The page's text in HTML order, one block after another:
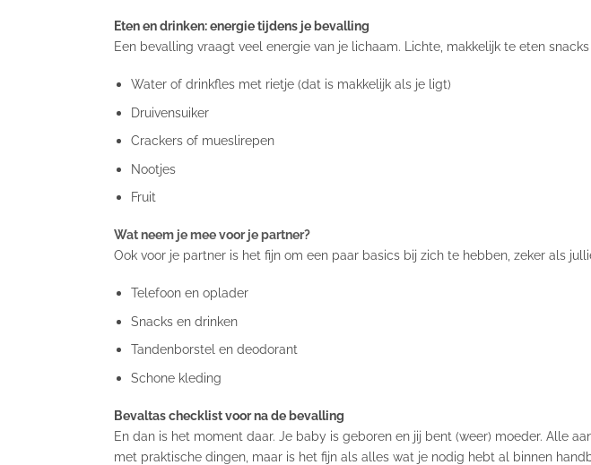
Eten en drinken: energie tijdens je bevalling
Een bevalling vraagt veel energie van je lichaam. Lichte, makkelijk te eten
Water of drinkfles met rietje (dat is makkelijk als je ligt)
Druivensuiker
Crackers of mueslirepen
Nootjes
Fruit
Wat neem je mee voor je partner?
Ook voor je partner is het fijn om een paar basics bij zich te hebben, zeker als
Telefoon en oplader
Snacks en drinken
Tandenborstel en deodorant
Schone kleding
Bevaltas checklist voor na de bevalling
En dan is het moment daar. Je baby is geboren en jij bent (weer) moeder. Alle
met praktische dingen, maar is het fijn als alles wat je nodig hebt al binnen